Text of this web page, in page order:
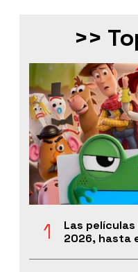
>>
Las
2026, hasta